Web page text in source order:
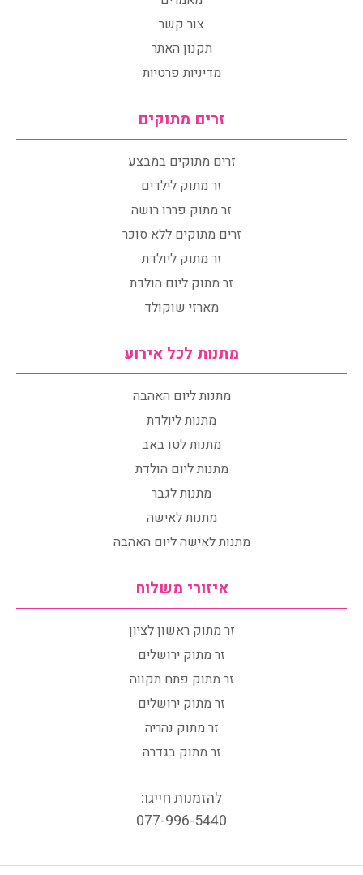
צור קשר
תקנון האתר
מדיניות פרטיות
זרים מתוקים
זרים מתוקים במבצע
זר מתוק לילדים
זר מתוק פררו רושה
זרים מתוקים ללא סוכר
זר מתוק ליולדת
זר מתוק ליום הולדת
מארזי שוקולד
מתנות לכל אירוע
מתנות ליום האהבה
מתנות ליולדת
מתנות לטו באב
מתנות ליום הולדת
מתנות לגבר
מתנות לאישה
מתנות לאישה ליום האהבה
איזורי משלוח
זר מתוק ראשון לציון
זר מתוק ירושלים
זר מתוק פתח תקווה
זר מתוק ירושלים
זר מתוק נהריה
זר מתוק בגדרה
להזמנות חייגו:
077-996-5440